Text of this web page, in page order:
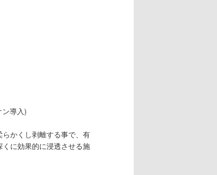
導入)
かくし剥離する事で、有
に効果的に浸透させる施